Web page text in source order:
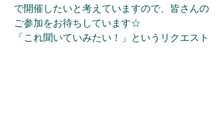
で開催したいと考えていますので、皆さんの
ご参加をお待ちしています☆
「これ聞いていみたい！」というリクエスト